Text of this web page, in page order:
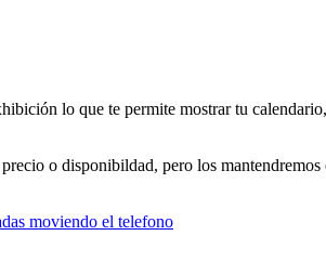
lo que te permite mostrar tu
o disponibildad, pero los mantendremos
moviendo el telefono